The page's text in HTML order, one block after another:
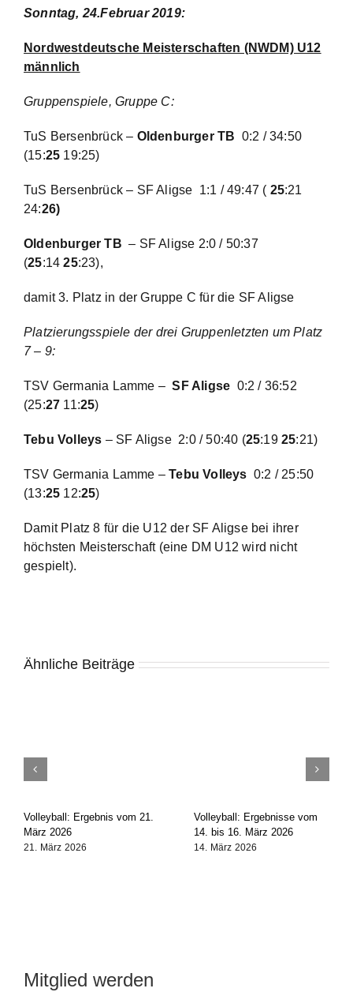
Sonntag, 24.Februar 2019:
Nordwestdeutsche Meisterschaften (NWDM) U12
männlich
Gruppenspiele, Gruppe C:
TuS Bersenbrück – Oldenburger TB 0:2 / 34:50
(15:25 19:25)
TuS Bersenbrück – SF Aligse 1:1 / 49:47 ( 25:21
24:26)
Oldenburger TB – SF Aligse 2:0 / 50:37
(25:1425:23),
damit 3. Platz in der Gruppe C für die SF Aligse
Platzierungsspiele der drei Gruppenletzten um Platz
7 – 9:
TSV Germania Lamme – SF Aligse 0:2 / 36:52
(25:27 11:25)
Tebu Volleys – SF Aligse 2:0 / 50:40 (25:1925:21)
TSV Germania Lamme –Tebu Volleys0:2 / 25:50
(13:25 12:25)
Damit Platz 8 für die U12 der SF Aligse bei ihrer
höchsten Meisterschaft (eine DM U12 wird nicht
gespielt).
Ähnliche Beiträge
Volleyball: Ergebnis vom 21.
März 2026
21. März 2026
Volleyball: Ergebnisse vom
14. bis 16. März 2026
14. März 2026
Mitglied werden